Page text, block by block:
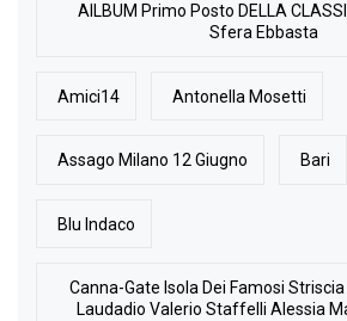
AlLBUM Primo Posto DELLA
Sfera Ebbasta
Amici14 Antonella Mosetti
Assago Milano 12 Giugno Bari
Blu Indaco
Canna-Gate Isola Dei Famosi
Laudadio Valerio Staffelli Alessia